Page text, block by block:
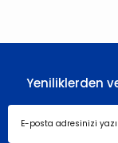
Ürün resmi
Yeniliklerden